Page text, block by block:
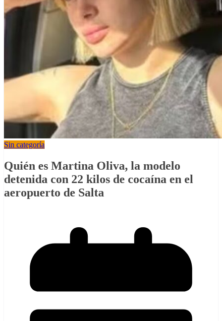
Sin categoría
Quién es Martina Oliva, la modelo
detenida con 22 kilos de cocaína en el
aeropuerto de Salta